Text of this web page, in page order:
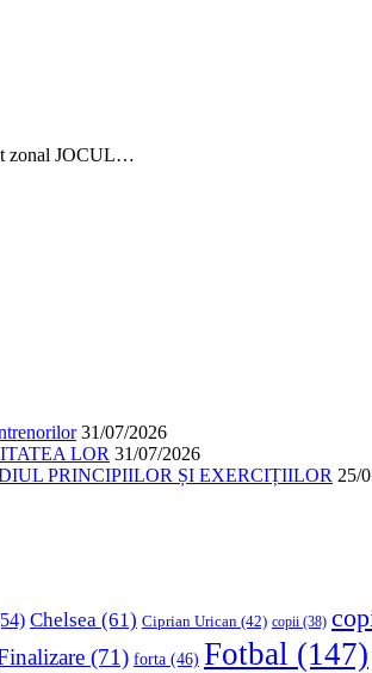
zonal JOCUL…
31/07/2026
LOR 31/07/2026
PRINCIPIILOR ȘI EXERCIȚIILOR 25/
Chelsea (61) Ciprian Urican (42) copii (38)
(71) forta (46) Fotbal (147)